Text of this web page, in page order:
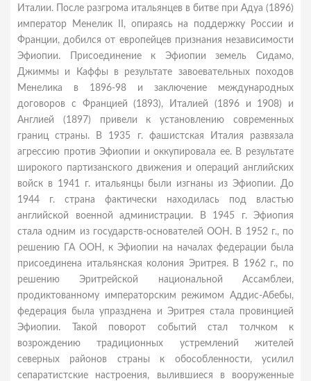
Италии. После разгрома итальянцев в битве при Адуа (1896)
император Менелик II, опираясь на поддержку России и
Франции, добился от европейцев признания независимости
Эфиопии. Присоединение к Эфиопии земель Сидамо,
Джиммы и Каффы в результате завоевательных походов
Менелика в 1896-98 и заключение международных
договоров с Францией (1893), Италией (1896 и 1908) и
Англией (1897) привели к установлению современных
границ страны. В 1935 г. фашистская Италия развязала
агрессию против Эфиопии и оккупировала ее. В результате
широкого партизанского движения и операций английских
войск в 1941 г. итальянцы были изгнаны из Эфиопии. До
1944 г. страна фактически находилась под властью
английской военной администрации. В 1945 г. Эфиопия
стала одним из государств-основателей ООН. В 1952 г., по
решению ГА ООН, к Эфиопии на началах федерации была
присоединена итальянская колония Эритрея. В 1962 г., по
решению Эритрейской национальной Ассамблеи,
продиктованному императорским режимом Аддис-Абебы,
федерация была упразднена и Эритрея стала провинцией
Эфиопии. Такой поворот событий стал толчком к
возрождению традиционных устремлений жителей
северных районов страны к обособленности, усилил
сепаратистские настроения, вылившиеся в вооруженные